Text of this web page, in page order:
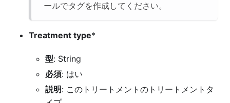
ールでタグを作成してください。
Treatment type*
型: String
必須: はい
説明: このトリートメントのトリートメントタ